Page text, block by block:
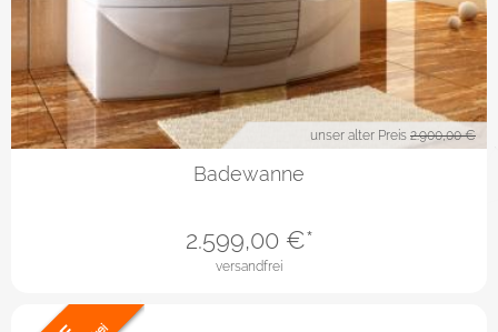
unser alter Preis 2.900,00 €
Badewanne
versandfrei
2.599,00€*